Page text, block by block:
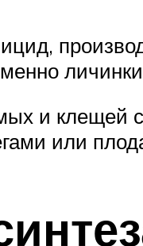
и клещей
или